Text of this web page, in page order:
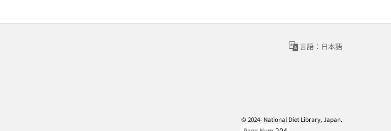
言語：日本語
© 2024- National Diet Library, Japan.